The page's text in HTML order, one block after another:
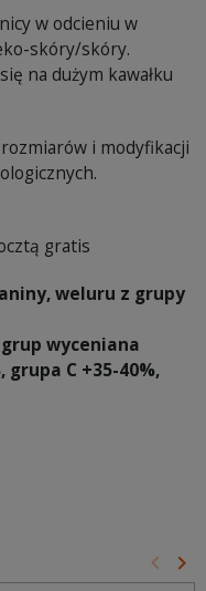
w odcieniu w
skóry/skóry.
na dużym kawałku
i modyfikacji
gratis
weluru z grupy
wyceniana
C +35-40%,
keyboard_arrow_left keyboard_arrow_right